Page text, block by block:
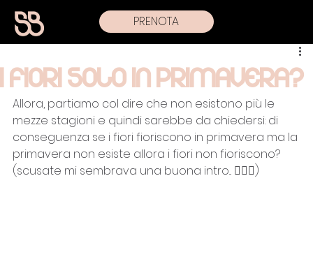
PRENOTA
I fiori solo in primavera?
Allora, partiamo col dire che non esistono più le
mezze stagioni e quindi sarebbe da chiedersi: di
conseguenza se i fiori fioriscono in primavera ma la
primavera non esiste allora i fiori non fioriscono?
(scusate mi sembrava una buona intro... 🤦🏼‍♀️)